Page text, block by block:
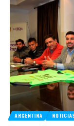
ARGENTINA